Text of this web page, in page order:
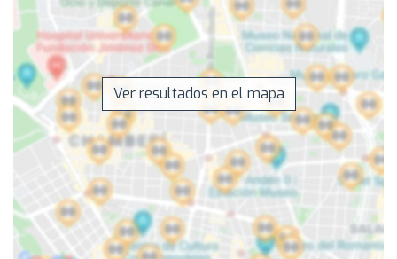
Ver resultados en el mapa